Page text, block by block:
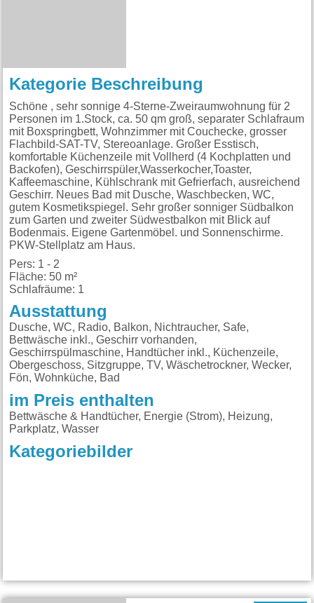
Kategorie Beschreibung
Schöne , sehr sonnige 4-Sterne-Zweiraumwohnung für 2
Personen im 1.Stock, ca. 50 qm groß, separater Schlafraum
mit Boxspringbett, Wohnzimmer mit Couchecke, grosser
Flachbild-SAT-TV, Stereoanlage. Großer Esstisch,
komfortable Küchenzeile mit Vollherd (4 Kochplatten und
Backofen), Geschirrspüler,Wasserkocher,Toaster,
Kaffeemaschine, Kühlschrank mit Gefrierfach, ausreichend
Geschirr. Neues Bad mit Dusche, Waschbecken, WC,
gutem Kosmetikspiegel. Sehr großer sonniger Südbalkon
zum Garten und zweiter Südwestbalkon mit Blick auf
Bodenmais. Eigene Gartenmöbel. und Sonnenschirme.
PKW-Stellplatz am Haus.
Pers: 1 - 2
Fläche: 50 m²
Schlafräume: 1
Ausstattung
Dusche, WC, Radio, Balkon, Nichtraucher, Safe,
Bettwäsche inkl., Geschirr vorhanden,
Geschirrspülmaschine, Handtücher inkl., Küchenzeile,
Obergeschoss, Sitzgruppe, TV, Wäschetrockner, Wecker,
Fön, Wohnküche, Bad
im Preis enthalten
Bettwäsche & Handtücher, Energie (Strom), Heizung,
Parkplatz, Wasser
Kategoriebilder